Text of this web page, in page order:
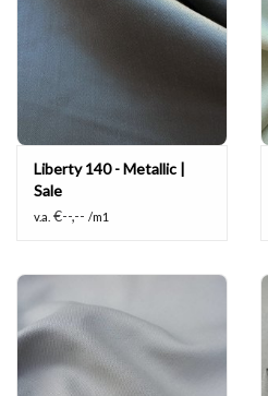
Liberty 140 - Metallic |
Sale
v.a. €--,-- /m1